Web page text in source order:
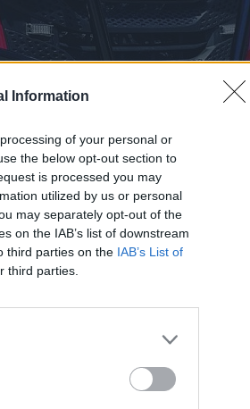
Information
of your personal or
the below opt-out section to
is processed you may
utilized by us or personal
may separately opt-out of the
on the IAB’s list of downstream
third parties on the IAB’s List of
third parties.